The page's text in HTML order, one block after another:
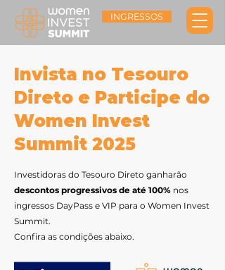
INGRESSOS
Invista no Tesouro
Direto e Participe do
Women Invest
Summit 2025
Investidoras do Tesouro Direto ganharão
descontos progressivos de até 100% nos
ingressos DayPass e VIP para o Women Invest
Summit.
Confira as condições abaixo.